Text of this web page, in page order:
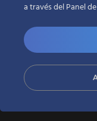
Copyright
Desarrollo
a través delPanel